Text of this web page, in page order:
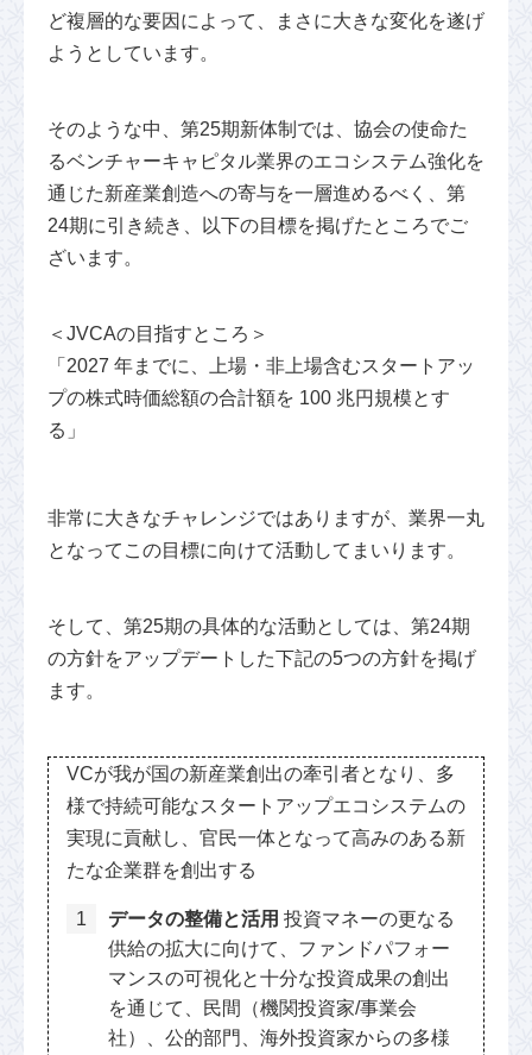
ど複層的な要因によって、まさに大きな変化を遂げ
ようとしています。
そのような中、第25期新体制では、協会の使命た
るベンチャーキャピタル業界のエコシステム強化を
通じた新産業創造への寄与を一層進めるべく、第
24期に引き続き、以下の目標を掲げたところでご
ざいます。
＜JVCAの目指すところ＞
「2027 年までに、上場・非上場含むスタートアッ
プの株式時価総額の合計額を 100 兆円規模とす
る」
非常に大きなチャレンジではありますが、業界一丸
となってこの目標に向けて活動してまいります。
そして、第25期の具体的な活動としては、第24期
の方針をアップデートした下記の5つの方針を掲げ
ます。
VCが我が国の新産業創出の牽引者となり、多
様で持続可能なスタートアップエコシステムの
実現に貢献し、官民一体となって高みのある新
たな企業群を創出する
データの整備と活用 投資マネーの更なる
供給の拡大に向けて、ファンドパフォー
マンスの可視化と十分な投資成果の創出
を通じて、民間（機関投資家/事業会
社）、公的部門、海外投資家からの多様